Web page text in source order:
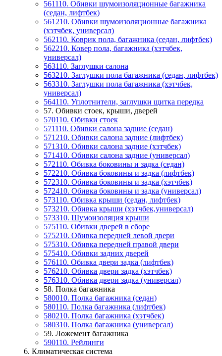
561110. Обивки шумоизоляционные багажника
(седан, лифтбек)
561210. Обивки шумоизоляционные багажника
(хэтчбек, универсал)
562110. Коврик пола, багажника (седан, лифтбек)
562210. Ковер пола, багажника (хэтчбек,
универсал)
563110. Заглушки салона
563210. Заглушки пола багажника (седан, лифтбек)
563310. Заглушки пола багажника (хэтчбек,
универсал)
564110. Уплотнители, заглушки щитка передка
57. Обивки стоек, крыши, дверей
570110. Обивки стоек
571110. Обивки салона задние (седан)
571210. Обивки салона задние (лифтбек)
571310. Обивки салона задние (хэтчбек)
571410. Обивки салона задние (универсал)
572110. Обивка боковины и задка (седан)
572210. Обивка боковины и задка (лифтбек)
572310. Обивка боковины и задка (хэтчбек)
572410. Обивка боковины и задка (универсал)
573110. Обивка крыши (седан, лифтбек)
573210. Обивка крыши (хэтчбек,универсал)
573310. Шумоизоляция крыши
575110. Обивки дверей в сборе
575210. Обивка передней левой двери
575310. Обивка передней правой двери
575410. Обивки задних дверей
576110. Обивка двери задка (лифтбек)
576210. Обивка двери задка (хэтчбек)
576310. Обивка двери задка (универсал)
58. Полка багажника
580010. Полка багажника (седан)
580110. Полка багажника (лифтбек)
580210. Полка багажника (хэтчбек)
580310. Полка багажника (универсал)
59. Ложемент багажника
590110. Рейлинги
6. Климатическая система